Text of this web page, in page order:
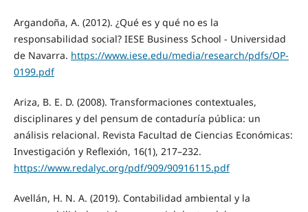
Argandoña, A. (2012). ¿Qué es y qué no es la
responsabilidad social? IESE Business School - Universidad
de Navarra. https://www.iese.edu/media/research/pdfs/OP-
0199.pdf
Ariza, B. E. D. (2008). Transformaciones contextuales,
disciplinares y del pensum de contaduría pública: un
análisis relacional. Revista Facultad de Ciencias Económicas:
Investigación y Reflexión, 16(1), 217–232.
https://www.redalyc.org/pdf/909/90916115.pdf
Avellán, H. N. A. (2019). Contabilidad ambiental y la